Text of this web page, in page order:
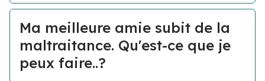
Ma meilleure amie subit de la
maltraitance. Qu'est-ce que je
peux faire..?